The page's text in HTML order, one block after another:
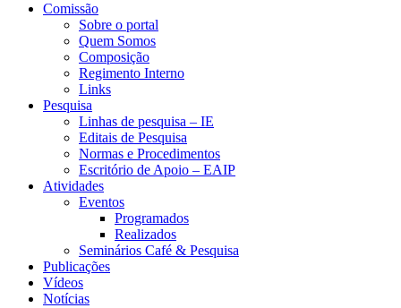
Comissão
Sobre o portal
Quem Somos
Composição
Regimento Interno
Links
Pesquisa
Linhas de pesquisa – IE
Editais de Pesquisa
Normas e Procedimentos
Escritório de Apoio – EAIP
Atividades
Eventos
Programados
Realizados
Seminários Café & Pesquisa
Publicações
Vídeos
Notícias